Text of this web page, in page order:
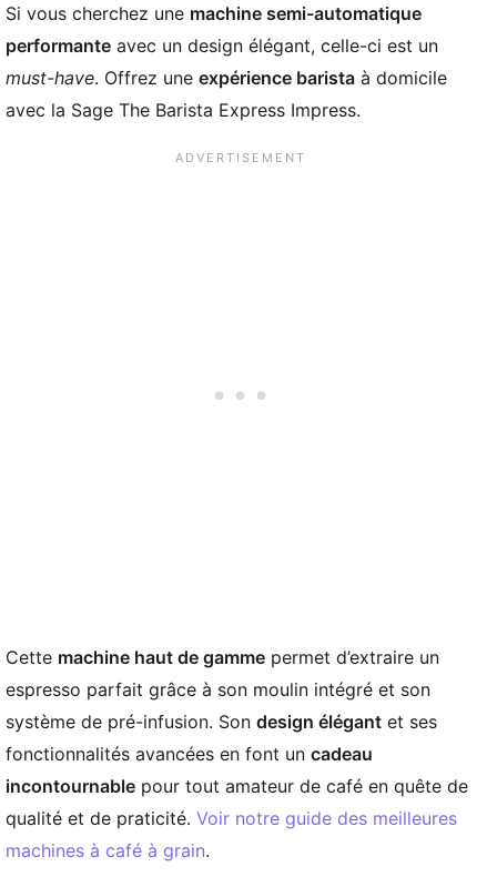
Si vous cherchez une machine semi-automatique
performante avec un design élégant, celle-ci est un
must-have. Offrez une expérience barista à domicile
avec la Sage The Barista Express Impress.
Cette machine haut de gamme permet d’extraire un
espresso parfait grâce à son moulin intégré et son
système de pré-infusion. Son design élégant et ses
fonctionnalités avancées en font un cadeau
incontournable pour tout amateur de café en quête de
qualité et de praticité. Voir notre guide des meilleures
machines à café à grain.